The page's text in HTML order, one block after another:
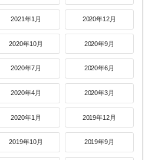
2021年1月 2020年12月
2020年10月 2020年9月
2020年7月 2020年6月
2020年4月 2020年3月
2020年1月 2019年12月
2019年10月 2019年9月